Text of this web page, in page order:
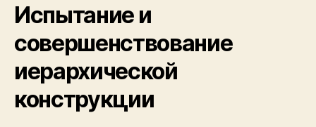
Испытание и
совершенствование
иерархической
конструкции